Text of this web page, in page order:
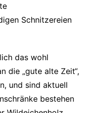
Schnitzereien
das wohl
die „gute alte Zeit“,
und sind aktuell
bestehen